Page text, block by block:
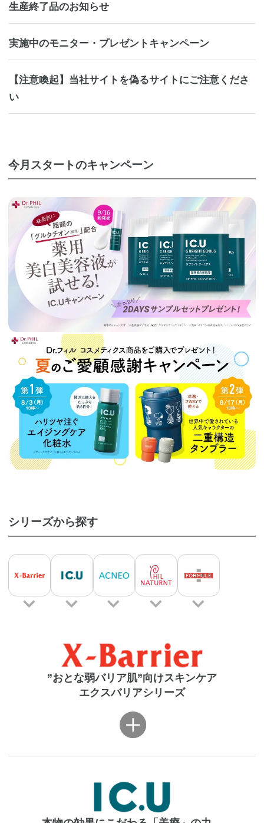
生産終了品のお知らせ
実施中のモニター・プレゼントキャンペーン
【注意喚起】当社サイトを偽るサイトにご注意くださ
い
今月スタートのキャンペーン
シリーズから探す
”おとな弱バリア肌”向けスキンケア
エクスバリアシリーズ
化粧水